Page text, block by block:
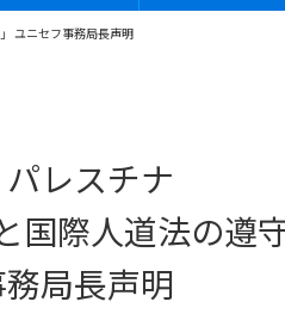
ユニセフ事務局長声明
パレスチナ
国際人道法の遵守
局長声明